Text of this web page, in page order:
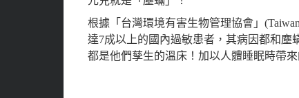
根據「台灣環境有害生物管理協會」
達7成以上的國內過敏患者，其病因都和
都是他們孳生的溫床！加以人體睡眠時帶